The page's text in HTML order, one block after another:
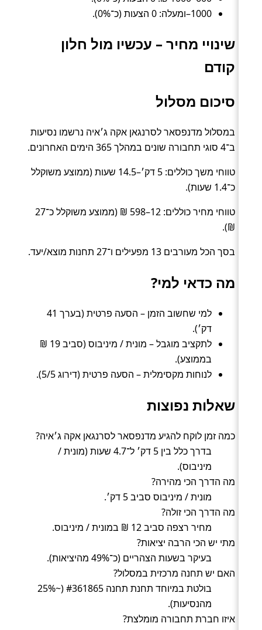
1000–ומעלה: 0 הצעות (כ־0%).
שינויי מחיר – עכשיו מול חלון
קודם
סיכום מסלול
במסלול מדנפסאר לסרנגאן אקה ג׳איה נרשמו נסיעות
ב־4 סוגי תחבורה שונים במהלך 365 הימים האחרונים.
טווחי משך כוללים: 5 דק׳–14.5 שעות (ממוצע משוקלל
כ־1.4 שעות).
טווחי מחיר כוללים: 12–598 ₪ (ממוצע משוקלל כ־27
₪).
בסך הכל מעורבים 13 מפעילים ו־27 תחנות מוצא/יעד.
מה כדאי למי?
למי שחשוב הזמן – הסעה פרטית (בערך 41
דק׳).
לתקציב מוגבל – מונית / מיניבוס (סביב 19 ₪
בממוצע).
לנוחות מקסימלית – הסעה פרטית (דירוג 5/5).
שאלות נפוצות
כמה זמן לוקח להגיע מדנפסאר לסרנגאן אקה ג׳איה?
בדרך כלל בין 5 דק׳ ל־4.7 שעות (מונית /
מיניבוס).
מה הדרך הכי מהירה?
מונית / מיניבוס סביב 5 דק׳.
מה הדרך הכי זולה?
מחיר רצפה סביב 12 ₪ במונית / מיניבוס.
מתי יש הכי הרבה יציאות?
בעיקר בשעות הצהריים (כ־49% מהיציאות).
האם יש תחנה מרכזית במסלול?
בולטת במיוחד תחנת תחנה #361865 (~25%
מהנסיעות).
איזו חברת תחבורה מומלצת?